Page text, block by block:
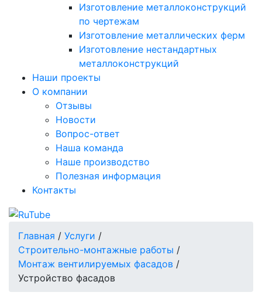
Изготовление металлоконструкций
по чертежам
Изготовление металлических ферм
Изготовление нестандартных
металлоконструкций
Наши проекты
О компании
Отзывы
Новости
Вопрос-ответ
Наша команда
Наше производство
Полезная информация
Контакты
Главная / Услуги /
Строительно-монтажные работы /
Монтаж вентилируемых фасадов /
Устройство фасадов